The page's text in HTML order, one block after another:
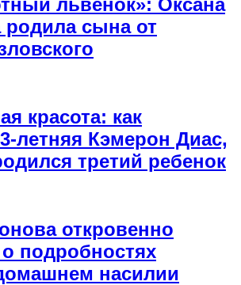
львенок»: Оксана
сына от
красота: как
летняя Кэмерон Диас,
третий ребенок
откровенно
о подробностях
насилии